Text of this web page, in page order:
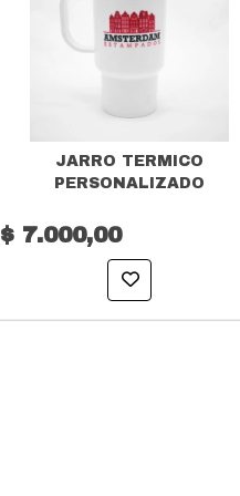
JARRO TERMICO
PERSONALIZADO
$ 7.000,00